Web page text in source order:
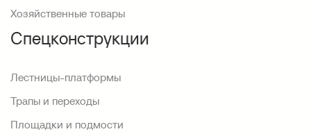
Хозяйственные товары
Спецконструкции
Лестницы-платформы
Трапы и переходы
Площадки и подмости